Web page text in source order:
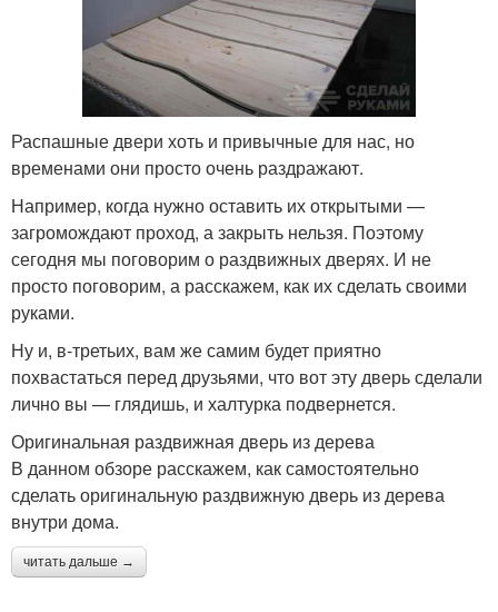
Распашные двери хоть и привычные для нас, но
временами они просто очень раздражают.
Например, когда нужно оставить их открытыми —
загромождают проход, а закрыть нельзя. Поэтому
сегодня мы поговорим о раздвижных дверях. И не
просто поговорим, а расскажем, как их сделать своими
руками.
Ну и, в-третьих, вам же самим будет приятно
похвастаться перед друзьями, что вот эту дверь сделали
лично вы — глядишь, и халтурка подвернется.
Оригинальная раздвижная дверь из дерева
В данном обзоре расскажем, как самостоятельно
сделать оригинальную раздвижную дверь из дерева
внутри дома.
читать дальше →